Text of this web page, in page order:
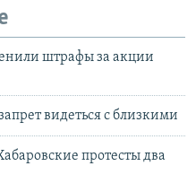
штрафы за акции
видеться с близкими
протесты два